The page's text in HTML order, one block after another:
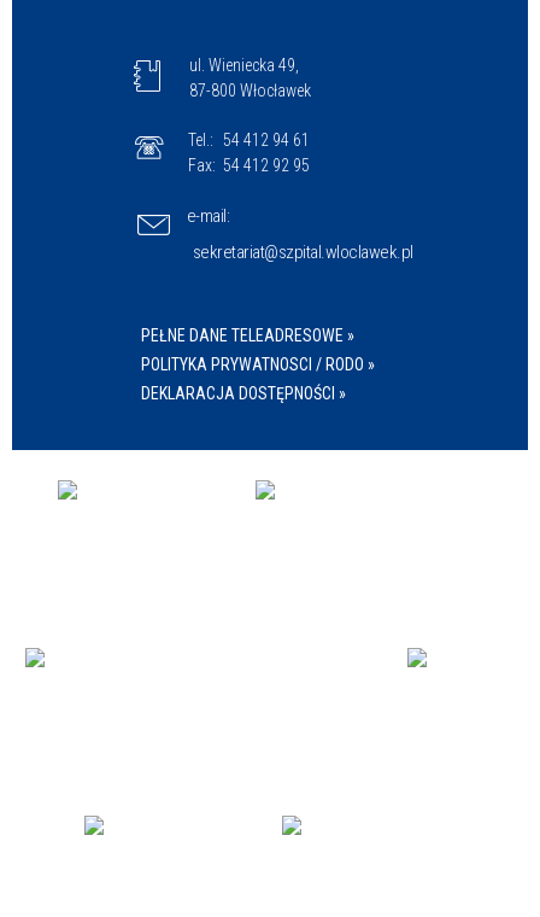
ul. Wieniecka 49,
87-800 Włocławek
Tel.: 54 412 94 61
Fax: 54 412 92 95
e-mail:
sekretariat@szpital.wloclawek.pl
PEŁNE DANE TELEADRESOWE »
POLITYKA PRYWATNOSCI / RODO »
DEKLARACJA DOSTĘPNOŚCI »